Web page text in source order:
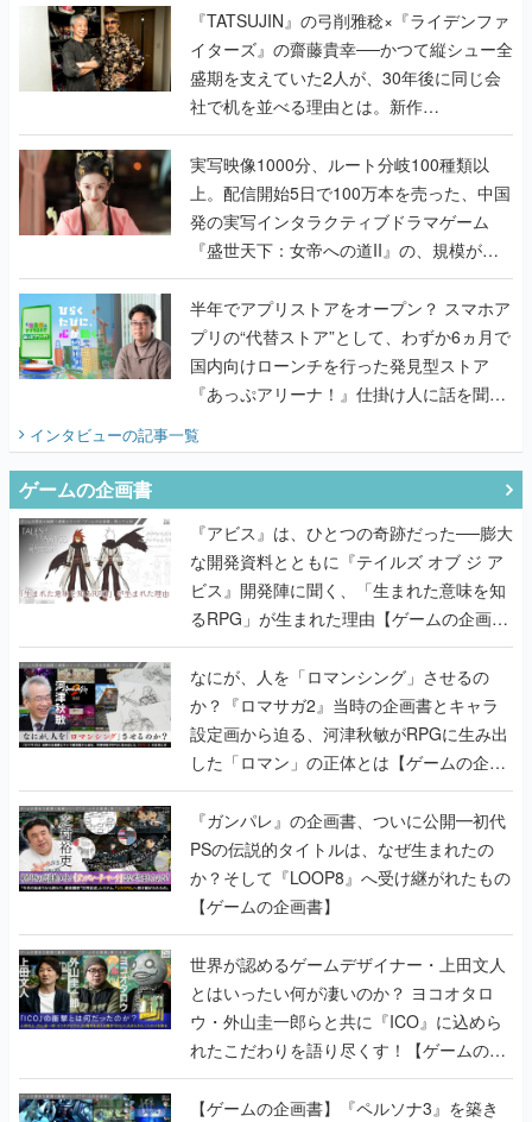
く
『TATSUJIN』の弓削雅稔×『ライデンファ
イターズ』の齋藤貴幸──かつて縦シュー全
盛期を支えていた2人が、30年後に同じ会
社で机を並べる理由とは。新作
『TATSUJIN EXTREME』で初タッグを組
んだレジェンド2人に訊く開発秘話
実写映像1000分、ルート分岐100種類以
上。配信開始5日で100万本を売った、中国
発の実写インタラクティブドラマゲーム
『盛世天下：女帝への道II』の、規模が違
うこだわりをプロデューサーに聞いた
半年でアプリストアをオープン？ スマホア
プリの“代替ストア”として、わずか6ヵ月で
国内向けローンチを行った発見型ストア
『あっぷアリーナ！』仕掛け人に話を聞い
インタビューの記事一覧
ゲームの企画書
『アビス』は、ひとつの奇跡だった──膨大
な開発資料とともに『テイルズ オブ ジ ア
ビス』開発陣に聞く、「生まれた意味を知
るRPG」が生まれた理由【ゲームの企画
書】
なにが、人を「ロマンシング」させるの
か？『ロマサガ2』当時の企画書とキャラ
設定画から迫る、河津秋敏がRPGに生み出
した「ロマン」の正体とは【ゲームの企画
書】
『ガンパレ』の企画書、ついに公開━初代
PSの伝説的タイトルは、なぜ生まれたの
か？そして『LOOP8』へ受け継がれたもの
【ゲームの企画書】
世界が認めるゲームデザイナー・上田文人
とはいったい何が凄いのか？ ヨコオタロ
ウ・外山圭一郎らと共に『ICO』に込めら
れたこだわりを語り尽くす！【ゲームの企
画書】
【ゲームの企画書】『ペルソナ3』を築き